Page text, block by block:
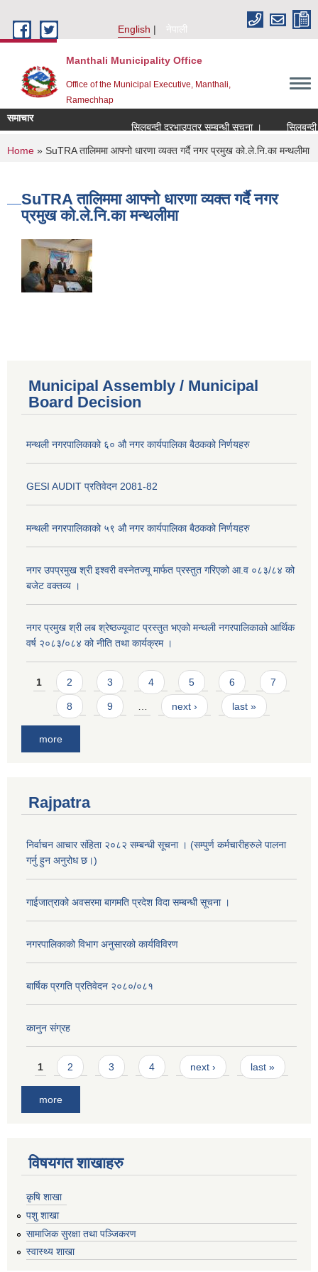
English
नेपाली
Manthali Municipality Office
Office of the Municipal Executive, Manthali,
Ramechhap
समाचार
सिलबन्दी दरभाउपत्र सम्बन्धी सूचना ।
सिलबन्दी
You are here
Home » SuTRA तालिममा आफ्नो धारणा व्यक्त गर्दै नगर प्रमुख को.ले.नि.का मन्थलीमा
SuTRA तालिममा आफ्नो धारणा व्यक्त गर्दै नगर
प्रमुख को.ले.नि.का मन्थलीमा
Municipal Assembly / Municipal
Board Decision
मन्थली नगरपालिकाको ६० औ नगर कार्यपालिका बैठकको निर्णयहरु
GESI AUDIT प्रतिवेदन 2081-82
मन्थली नगरपालिकाको ५९ औ नगर कार्यपालिका बैठकको निर्णयहरु
नगर उपप्रमुख श्री इश्वरी वस्नेतज्यू मार्फत प्रस्तुत गरिएको आ.व ०८३/८४ को
बजेट वक्तव्य ।
नगर प्रमुख श्री लब श्रेष्ठज्यूवाट प्रस्तुत भएको मन्थली नगरपालिकाको आर्थिक
वर्ष २०८३/०८४ को नीति तथा कार्यक्रम ।
Pages
1 2 3 4 5 6 7
8 9 next › last »
more
Rajpatra
निर्वाचन आचार संहिता २०८२ सम्बन्धी सूचना । (सम्पुर्ण कर्मचारीहरुले पालना
गर्नु हुन अनुरोध छ।)
गाईजात्राको अवसरमा बागमति प्रदेश विदा सम्बन्धी सूचना ।
नगरपालिकाको विभाग अनुसारको कार्यविविरण
बार्षिक प्रगति प्रतिवेदन २०८०/०८१
कानुन संग्रह
Pages
1 2 3 4 next › last »
more
विषयगत शाखाहरु
कृषि शाखा
पशु शाखा
सामाजिक सुरक्षा तथा पञ्जिकरण
स्वास्थ्य शाखा